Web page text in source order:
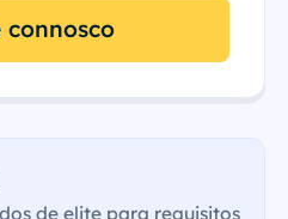
connosco
de elite para requisitos